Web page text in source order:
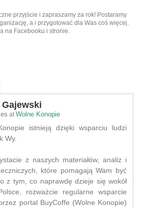
przyjście i zapraszamy za rok! Postaramy
a i przygotować dla Was coś więcej.
na Facebooku i stronie.
atWolne Konopie
istnieją dzięki wsparciu ludzi
Wy.
z naszych materiałów, analiz i
które pomagają Wam być
z tym, co naprawdę dzieje się wokół
rozważcie regularne wsparcie
portal BuyCoffe (Wolne Konopie)